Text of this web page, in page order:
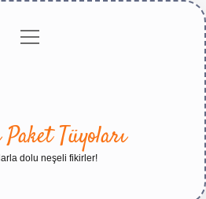
menüyü
Paket Tüyoları
dolu neşeli fikirler!